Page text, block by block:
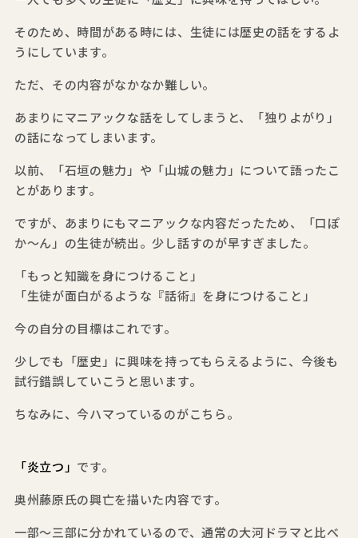
そのため、時間がある時には、生徒には歴史の話をするよ
うにしています。
ただ、その内容がなかなか難しい。
あまりにマニアックな話をしてしまうと、「独りよがり」
の話になってしまいます。
以前、「石垣の魅力」や「山城の魅力」について語ったこ
とがあります。
ですが、あまりにもマニアックな内容だったため、「口ぽ
か～ん」の生徒が続出。少し話すのが早すぎました。
「もっと知識を身につけること」
「生徒が面白がるような『話術』を身につけること」
今の自分の目標はこれです。
少しでも「歴史」に興味を持ってもらえるように、今後も
試行錯誤していこうと思います。
ちなみに、今ハマっているのがこちら。
「炎立つ」 です。
奥州藤原氏の興亡を描いた内容です。
一部～三部に分かれているので、通常の大河ドラマと比べ